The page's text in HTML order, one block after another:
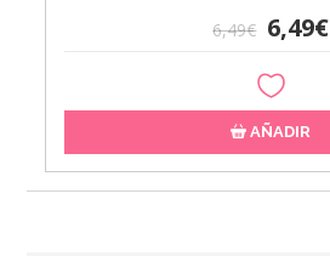
6,49€ 6,49€
AÑADIR